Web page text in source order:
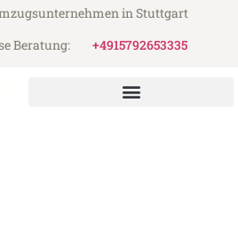
in Stuttgart
Beratung:
+4915792653335